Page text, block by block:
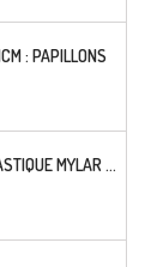
: PAPILLONS
POCHOIR LETTRE A4 EN PLASTIQUE MYLAR ALPHABET LETTRES BRODWAY CAPITALES 20 MM